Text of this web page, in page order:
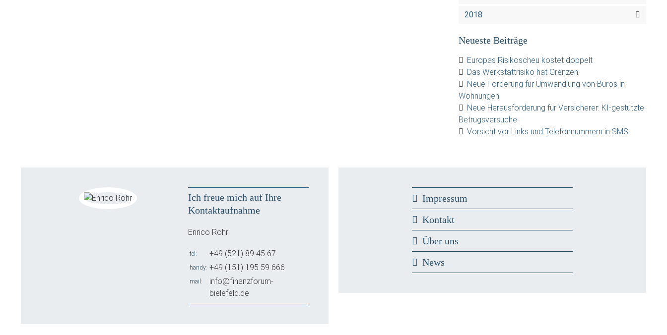
2018
Neueste Beiträge
Europas Risikoscheu kostet doppelt
Das Werkstattrisiko hat Grenzen
Neue Förderung für Umwandlung von Büros in
Wohnungen
Neue Herausforderung für Versicherer: KI-gestützte
Betrugsversuche
Vorsicht vor Links und Telefonnummern in SMS
Ich freue mich auf Ihre
Kontaktaufnahme
Enrico Rohr
tel +49 (521) 89 45 67
handy +49 (151) 195 59 666
mail
info@finanzforum-
bielefeld.de
Impressum
Kontakt
Über uns
News